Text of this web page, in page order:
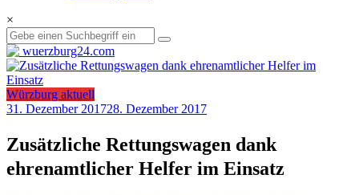
×
Würzburg aktuell
31. Dezember 201728. Dezember 2017
Zusätzliche Rettungswagen dank
ehrenamtlicher Helfer im Einsatz